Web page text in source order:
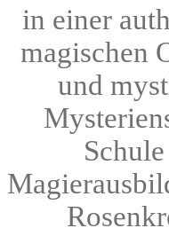
in einer
magischen
und